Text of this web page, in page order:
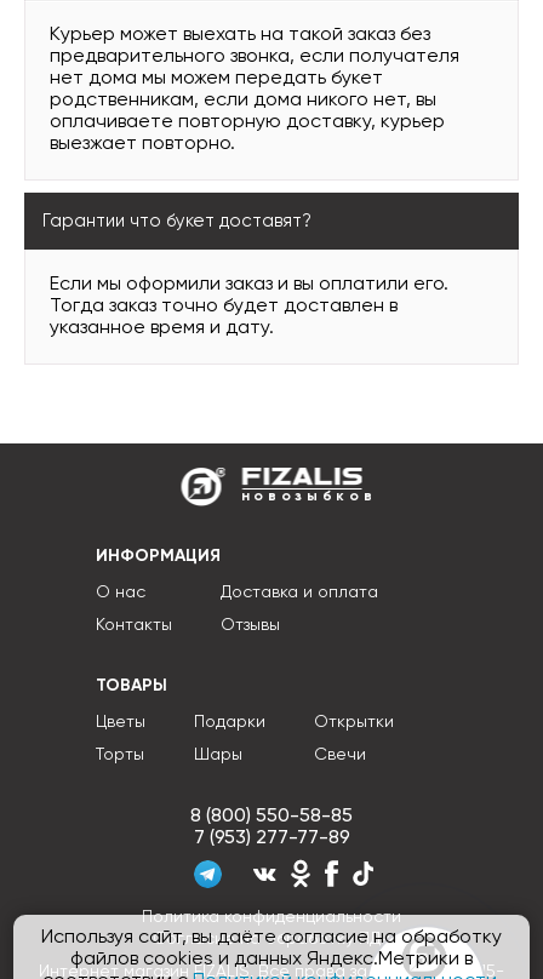
Используя сайт, вы даёте согласие на обработку
файлов cookies и данных Яндекс.Метрики в
Курьер может выехать на такой заказ без
предварительного звонка, если получателя
нет дома мы можем передать букет
родственникам, если дома никого нет, вы
оплачиваете повторную доставку, курьер
выезжает повторно.
Гарантии что букет доставят?
Если мы оформили заказ и вы оплатили его.
Тогда заказ точно будет доставлен в
указанное время и дату.
новозыбков
ИНФОРМАЦИЯ
О нас
Контакты
Доставка и оплата
Отзывы
ТОВАРЫ
Цветы
Торты
Подарки
Шары
Открытки
Свечи
8 (800) 550-58-85
7 (953) 277-77-89
Политика конфиденциальности
Согласие на обработку ПДн
Интернет магазин FIZALIS, Все права защищены © 2015-